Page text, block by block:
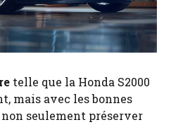
telle que la Honda S2000
mais avec les bonnes
seulement préserver